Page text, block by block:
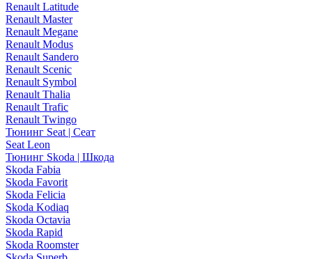
Renault Latitude
Renault Master
Renault Megane
Renault Modus
Renault Sandero
Renault Scenic
Renault Symbol
Renault Thalia
Renault Trafic
Renault Twingo
Тюнинг Seat | Сеат
Seat Leon
Тюнинг Skoda | Шкода
Skoda Fabia
Skoda Favorit
Skoda Felicia
Skoda Kodiaq
Skoda Octavia
Skoda Rapid
Skoda Roomster